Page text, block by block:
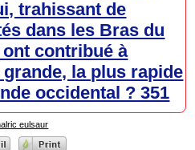
trahissant de
dans les Bras du
contribué à
la plus rapide
occidental ? 351
eulsaur